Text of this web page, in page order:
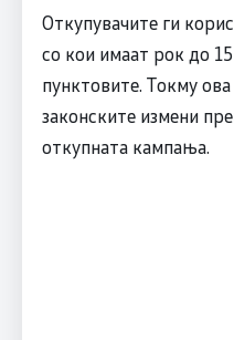
Откупувачите ги
со кои имаат рок до
пунктовите. Токму
законските измени
откупната кампања.